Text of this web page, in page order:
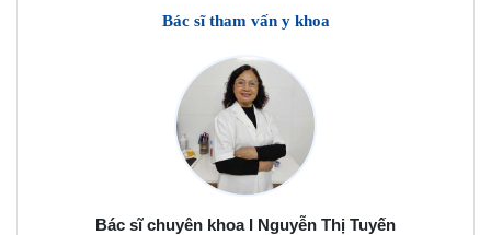
Bác sĩ tham vấn y khoa
Bác sĩ chuyên khoa I Nguyễn Thị Tuyến